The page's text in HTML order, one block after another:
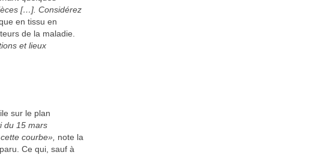
[…]. Considérez
en tissu en
de la maladie.
et lieux
sur le plan
du 15 mars
courbe», note la
Ce qui, sauf à